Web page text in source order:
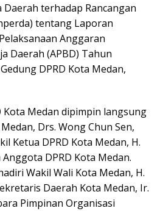
Daerah terhadap Rancangan
tentang Laporan
Anggaran
Daerah (APBD) Tahun
DPRD Kota Medan,
Kota Medan dipimpin langsung
Drs. Wong Chun Sen,
Ketua DPRD Kota Medan, H.
DPRD Kota Medan.
Wakil Wali Kota Medan, H.
Daerah Kota Medan, Ir.
Pimpinan Organisasi